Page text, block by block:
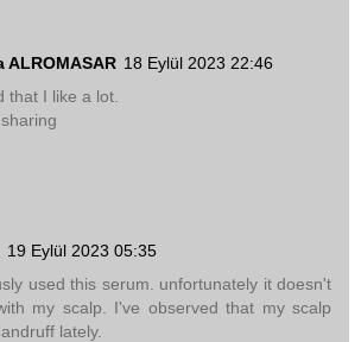
ALROMASAR 18 Eylül 2023 22:46
that I like a lot.
19 Eylül 2023 05:35
used this serum. unfortunately it doesn't
my scalp. I've observed that my scalp
lately.